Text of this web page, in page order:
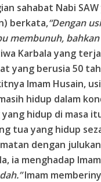
sahabat Nabi
berkata,“Dengan
membunuh,
Karbala yang
yang berusia 50
Imam Husain,
hidup dalam
yang hidup di masa
tua yang hidup
dengan julukan
ia menghadap
Imam